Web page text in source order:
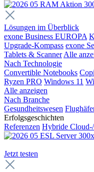
Lösungen im Überblick
exone Business EUROPA
Upgrade-Kompass exone
Tablets & Scanner Alle
Nach Technologie
Convertible Notebooks
Ryzen PRO Windows 11
Alle anzeigen
Nach Branche
Gesundheitswesen
Erfolgsgeschichten
Referenzen Hybride
Jetzt testen